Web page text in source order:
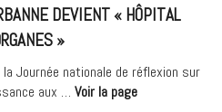
DEVIENT « HÔPITAL
»
Journée nationale de réflexion sur
aux … Voir la page« Le